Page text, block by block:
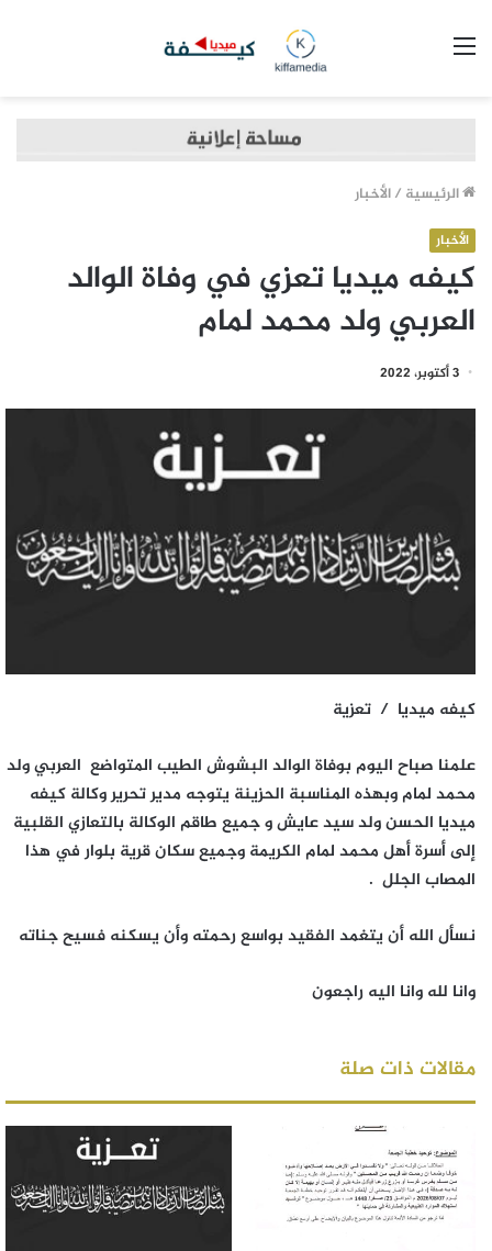
الرئيسية /الأخبار
الأخبار
كيفه ميديا تعزي في وفاة الوالد
العربي ولد محمد لمام
3 أكتوبر، 2022
كيفه ميديا / تعزية
علمنا صباح اليوم بوفاة الوالد البشوش الطيب المتواضع العربي ولد
محمد لمام وبهذه المناسبة الحزينة يتوجه مدير تحرير وكالة كيفه
ميديا الحسن ولد سيد عايش و جميع طاقم الوكالة بالتعازي القلبية
إلى أسرة أهل محمد لمام الكريمة وجميع سكان قرية بلوار في هذا
المصاب الجلل .
نسأل الله أن يتغمد الفقيد بواسع رحمته وأن يسكنه فسيح جناته
وانا لله وانا اليه راجعون
مقالات ذات صلة